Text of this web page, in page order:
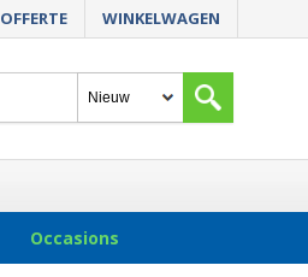
OFFERTE WINKELWAGEN
Occasions